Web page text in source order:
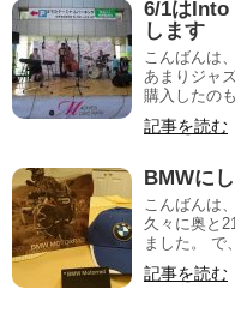
6/1はInto
します
こんばんは
あまりジャ
購入したの
記事を読む
BMWに
こんばんは
久々に奥と
ました。 で
記事を読む